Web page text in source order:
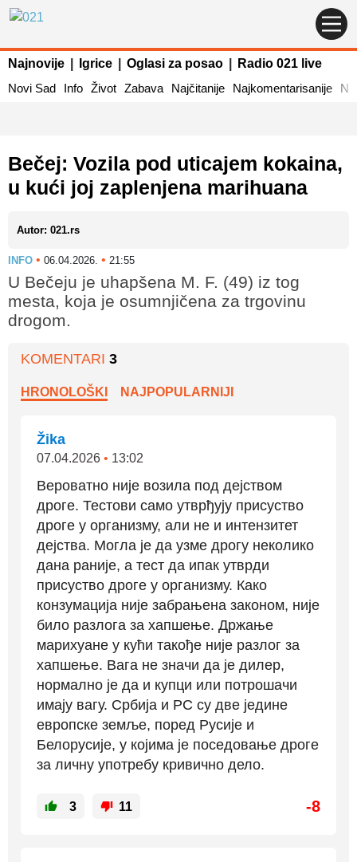
Najnovije Igrice Oglasi za posao
Radio 021 live
Novi Sad
Info Život Zabava Najčitanije Najkomentarisanije
Bečej: Vozila pod uticajem kokaina,
u kući joj zaplenjena marihuana
Autor: 021.rs
INFO • 06.04.2026. • 21:55
U Bečeju je uhapšena M. F. (49) iz tog
mesta, koja je osumnjičena za trgovinu
drogom.
KOMENTARI 3
HRONOLOŠKI NAJPOPULARNIJI
Žika
07.04.2026 • 13:02
Вероватно није возила под дејством
дроге. Тестови само утврђују присуство
дроге у организму, али не и интензитет
дејства. Могла је да узме дрогу неколико
дана раније, а тест да ипак утврди
присуство дроге у организму. Како
конзумација није забрањена законом, није
било разлога за хапшење. Држање
марихуане у кући такође није разлог за
хапшење. Вага не значи да је дилер,
нормално је да и купци или потрошачи
имају вагу. Србија и РС су две једине
европске земље, поред Русије и
Белорусије, у којима је поседовање дроге
за личну употребу кривично дело.
3 11 -8